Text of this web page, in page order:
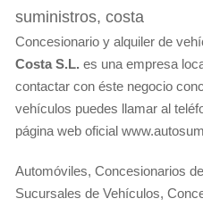
suministros, costa
Concesionario y alquiler de
Costa S.L. es una empresa
contactar con éste negocio
vehículos puedes llamar al
página web oficial
Automóviles, Concesionarios
Sucursales de Vehículos,